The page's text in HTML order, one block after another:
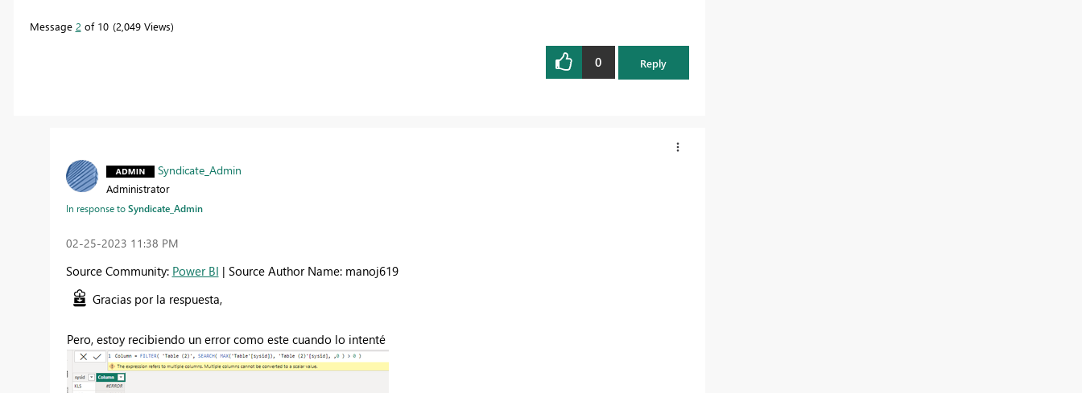
Message 2 of 10 2,049 Views
0 Reply
Syndicate_Admin
Administrator
In response toSyndicate_Admin
‎02-25-2023 11:38 PM
Source Community: Power BI | Source Author Name: manoj619
Gracias por la respuesta,
Pero, estoy recibiendo un error como este cuando lo intenté